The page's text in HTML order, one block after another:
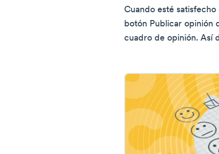
Cuando esté
botón Publicar opinión
cuadro de opinión. Así